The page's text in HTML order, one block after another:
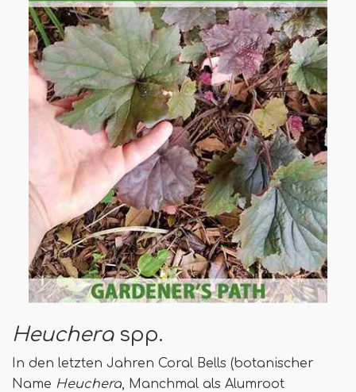
Heuchera spp.
In den letzten Jahren Coral Bells (botanischer
Name Heuchera, Manchmal als Alumroot